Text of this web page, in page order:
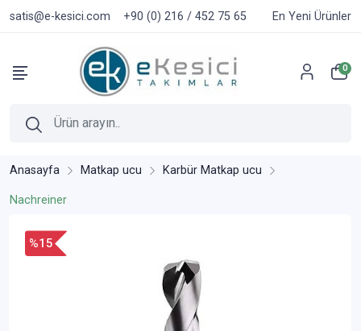
satis@e-kesici.com +90 (0) 216 / 452 75 65 En Yeni Ürünler
0
Anasayfa Matkap ucu Karbür Matkap ucu
Nachreiner
%15